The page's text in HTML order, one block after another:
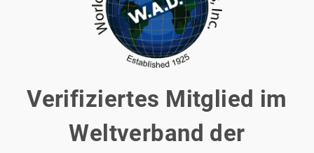
Verifiziertes Mitglied im
Weltverband der